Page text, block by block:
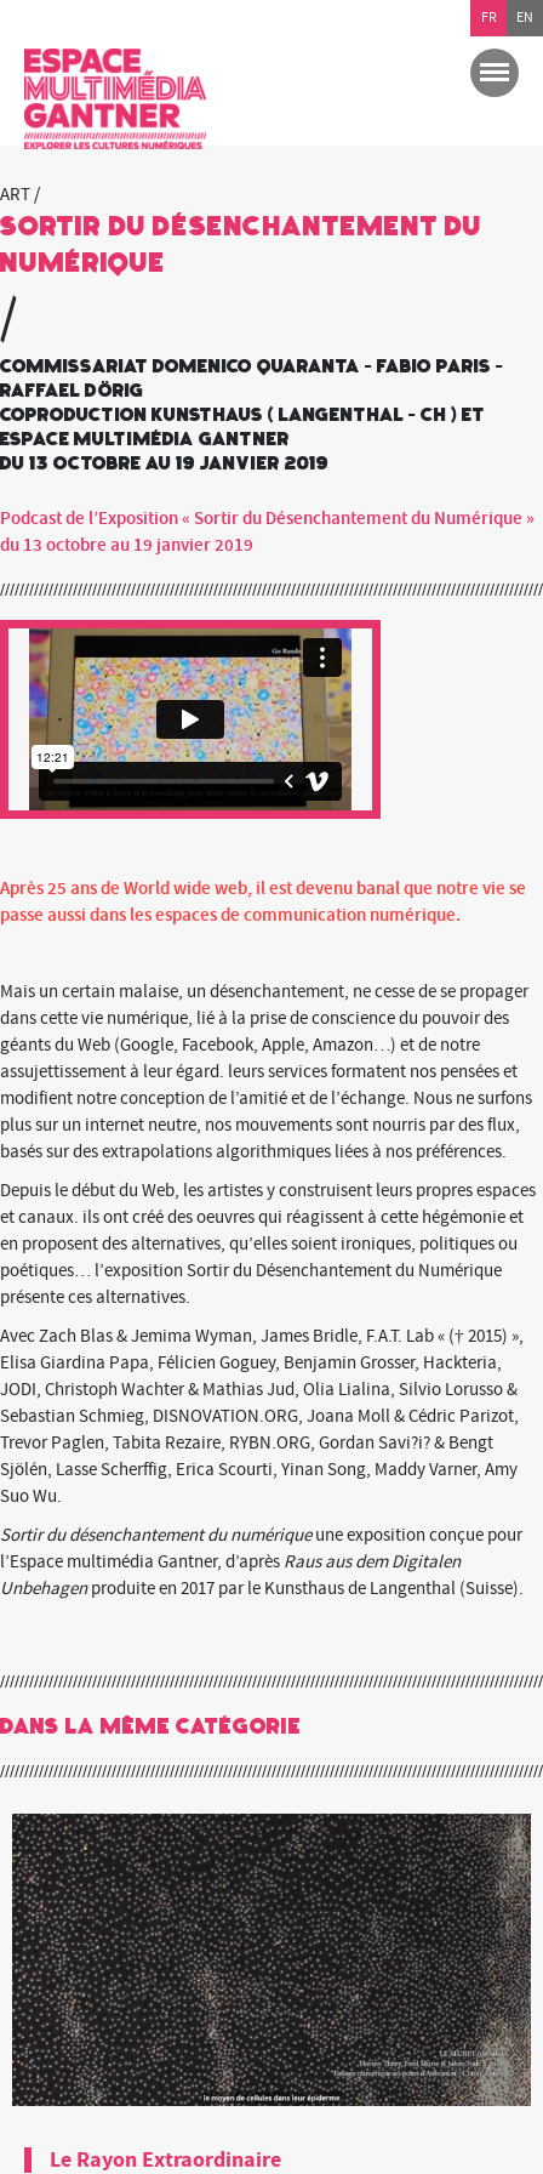
ART /
Sortir du Désenchantement du
Numérique
/
Commissariat Domenico Quaranta - Fabio Paris -
Raffael Dörig
coproduction Kunsthaus ( Langenthal - CH ) et
Espace multimédia Gantner
du 13 octobre au 19 janvier 2019
Podcast de l’Exposition « Sortir du Désenchantement du Numérique »
du 13 octobre au 19 janvier 2019
Après 25 ans de World wide web, il est devenu banal que notre vie se
passe aussi dans les espaces de communication numérique.
Mais un certain malaise, un désenchantement, ne cesse de se propager
dans cette vie numérique, lié à la prise de conscience du pouvoir des
géants du Web (Google, Facebook, Apple, Amazon…) et de notre
assujettissement à leur égard. leurs services formatent nos pensées et
modifient notre conception de l’amitié et de l’échange. Nous ne surfons
plus sur un internet neutre, nos mouvements sont nourris par des flux,
basés sur des extrapolations algorithmiques liées à nos préférences.
Depuis le début du Web, les artistes y construisent leurs propres espaces
et canaux. ils ont créé des oeuvres qui réagissent à cette hégémonie et
en proposent des alternatives, qu’elles soient ironiques, politiques ou
poétiques… l’exposition Sortir du Désenchantement du Numérique
présente ces alternatives.
Avec Zach Blas & Jemima Wyman, James Bridle, F.A.T. Lab « († 2015) »,
Elisa Giardina Papa, Félicien Goguey, Benjamin Grosser, Hackteria,
JODI, Christoph Wachter & Mathias Jud, Olia Lialina, Silvio Lorusso &
Sebastian Schmieg, DISNOVATION.ORG, Joana Moll & Cédric Parizot,
Trevor Paglen, Tabita Rezaire, RYBN.ORG, Gordan Savi?i? & Bengt
Sjölén, Lasse Scherffig, Erica Scourti, Yinan Song, Maddy Varner, Amy
Suo Wu.
Sortir du désenchantement du numériqueune exposition conçue pour
l’Espace multimédia Gantner, d’après Raus aus dem Digitalen
Unbehagenproduite en 2017 par le Kunsthaus de Langenthal (Suisse).
Dans la même catégorie
Le Rayon Extraordinaire
FR EN